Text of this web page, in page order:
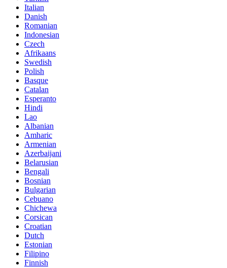
Italian
Danish
Romanian
Indonesian
Czech
Afrikaans
Swedish
Polish
Basque
Catalan
Esperanto
Hindi
Lao
Albanian
Amharic
Armenian
Azerbaijani
Belarusian
Bengali
Bosnian
Bulgarian
Cebuano
Chichewa
Corsican
Croatian
Dutch
Estonian
Filipino
Finnish